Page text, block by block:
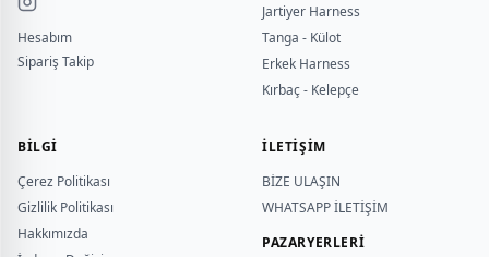
Hesabım
Sipariş Takip
Jartiyer Harness
Tanga - Külot
Erkek Harness
Kırbaç - Kelepçe
BILGI
Çerez Politikası
Gizlilik Politikası
Hakkımızda
İLETİŞİM
BİZE ULAŞIN
WHATSAPP İLETİŞİM
PAZARYERLERİ